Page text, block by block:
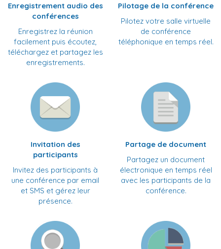
Enregistrement audio des
conférences
Enregistrez la réunion
facilement puis écoutez,
téléchargez et partagez les
enregistrements.
Pilotage de la conférence
Pilotez votre salle virtuelle
de conférence
téléphonique en temps réel.
Invitation des
participants
Invitez des participants à
une conférence par email
et SMS et gérez leur
présence.
Partage de document
Partagez un document
électronique en temps réel
avec les participants de la
conférence.